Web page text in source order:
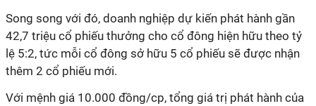
Song song với đó, doanh nghiệp dự kiến phát hành gần
42,7 triệu cổ phiếu thưởng cho cổ đông hiện hữu theo tỷ
lệ 5:2, tức mỗi cổ đông sở hữu 5 cổ phiếu sẽ được nhận
thêm 2 cổ phiếu mới.
Với mệnh giá 10.000 đồng/cp, tổng giá trị phát hành của